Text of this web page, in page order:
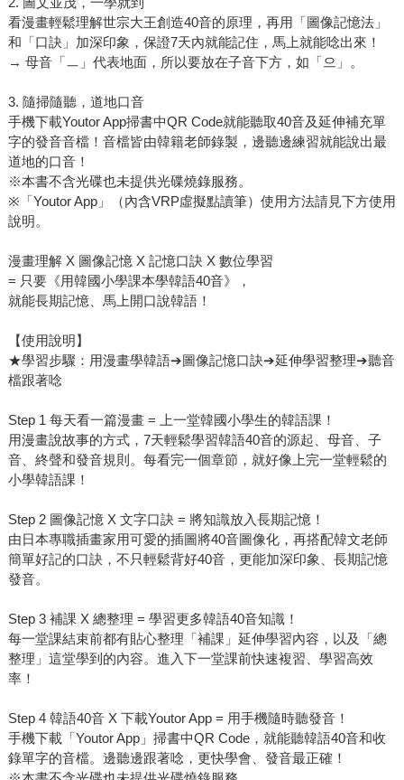
看漫畫輕鬆理解世宗大王創造40音的原理，再用「圖像記憶法」
和「口訣」加深印象，保證7天內就能記住，馬上就能唸出來！
→ 母音「ㅡ」代表地面，所以要放在子音下方，如「으」。
3. 隨掃隨聽，道地口音
手機下載Youtor App掃書中QR Code就能聽取40音及延伸補充單
字的發音音檔！音檔皆由韓籍老師錄製，邊聽邊練習就能說出最
道地的口音！
※本書不含光碟也未提供光碟燒錄服務。
※「Youtor App」（內含VRP虛擬點讀筆）使用方法請見下方使用
說明。
漫畫理解 X 圖像記憶 X 記憶口訣 X 數位學習
= 只要《用韓國小學課本學韓語40音》，
就能長期記憶、馬上開口說韓語！
【使用說明】
★學習步驟：用漫畫學韓語➔圖像記憶口訣➔延伸學習整理➔聽音
檔跟著唸
Step 1 每天看一篇漫畫 = 上一堂韓國小學生的韓語課！
用漫畫說故事的方式，7天輕鬆學習韓語40音的源起、母音、子
音、終聲和發音規則。每看完一個章節，就好像上完一堂輕鬆的
小學韓語課！
Step 2 圖像記憶 X 文字口訣 = 將知識放入長期記憶！
由日本專職插畫家用可愛的插圖將40音圖像化，再搭配韓文老師
簡單好記的口訣，不只輕鬆背好40音，更能加深印象、長期記憶
發音。
Step 3 補課 X 總整理 = 學習更多韓語40音知識！
每一堂課結束前都有貼心整理「補課」延伸學習內容，以及「總
整理」這堂學到的內容。進入下一堂課前快速複習、學習高效
率！
Step 4 韓語40音 X 下載Youtor App = 用手機隨時聽發音！
手機下載「Youtor App」掃書中QR Code，就能聽韓語40音和收
錄單字的音檔。邊聽邊跟著唸，更快學會、發音最正確！